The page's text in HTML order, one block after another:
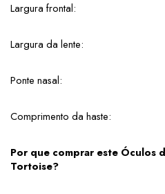
Largura frontal:
Largura da lente:
Ponte nasal:
Comprimento da haste:
Por que comprar este Óculos
Tortoise?